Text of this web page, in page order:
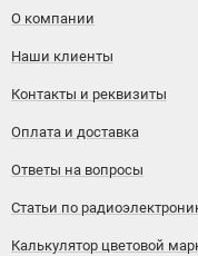
О компании
Наши клиенты
Контакты и реквизиты
Оплата и доставка
Ответы на вопросы
Статьи по
Калькулятор цветовой